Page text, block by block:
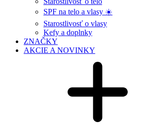
SPF na telo a vlasy ☀️
Starostlivosť o vlasy
Kefy a doplnky
ZNAČKY
AKCIE A NOVINKY